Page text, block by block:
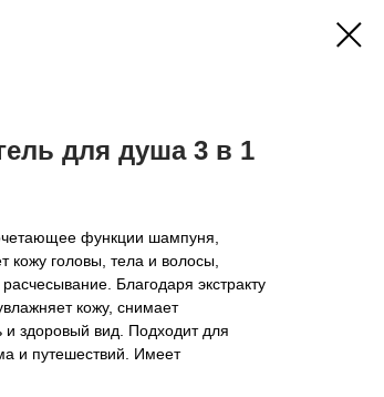
для душа 3 в 1
функции шампуня,
кожу головы, тела и волосы,
Благодаря экстракту
кожу, снимает
и здоровый вид. Подходит для
и путешествий. Имеет